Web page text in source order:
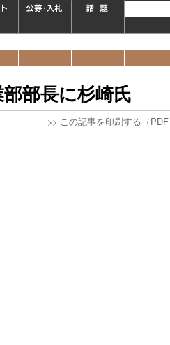
部長に杉崎氏
>> この記事を印刷する（PDF